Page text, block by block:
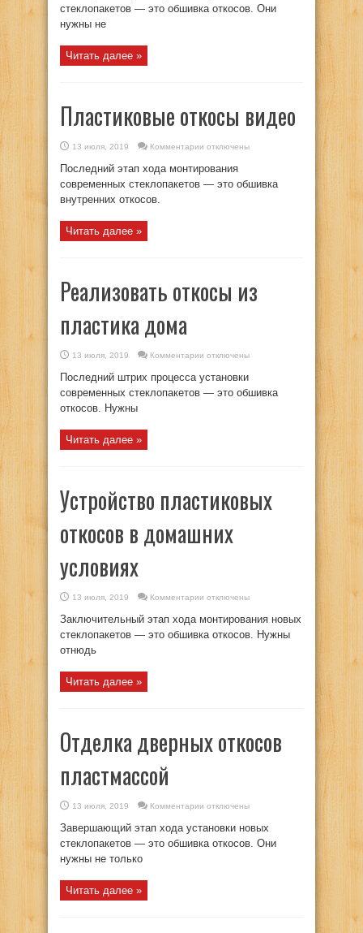
откосов
внутри
стеклопакетов — это обшивка откосов. Они
нужны не
Читать далее »
Пластиковые откосы видео
13 июля, 2019 Комментарии
откосы
видео
отключены
Последний этап хода монтирования
современных стеклопакетов — это обшивка
внутренних откосов.
Читать далее »
Реализовать откосы из
пластика дома
13 июля, 2019 Комментарии
откосы
пластика
отключены
Последний штрих процесса установки
современных стеклопакетов — это обшивка
откосов. Нужны
Читать далее »
Устройство пластиковых
откосов в домашних
условиях
13 июля, 2019 Комментарии
пластиковых
откосов
в
отключены
Заключительный этап хода монтирования новых
стеклопакетов — это обшивка откосов. Нужны
отнюдь
Читать далее »
Отделка дверных откосов
пластмассой
13 июля, 2019 Комментарии
дверных
откосов
пластмассой
отключены
Завершающий этап хода установки новых
стеклопакетов — это обшивка откосов. Они
нужны не только
Читать далее »